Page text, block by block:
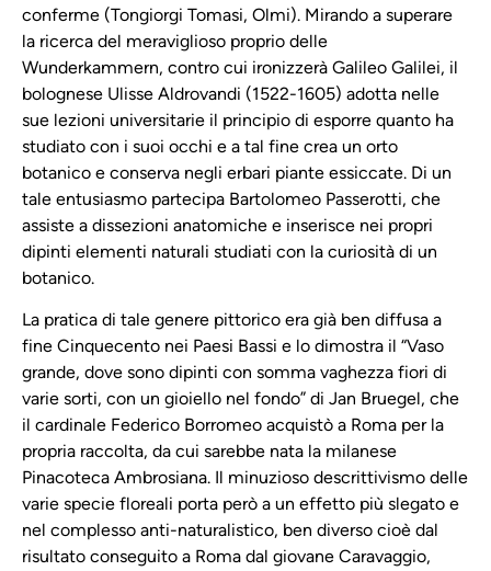
conferme (Tongiorgi Tomasi, Olmi). Mirando a superare
la ricerca del meraviglioso proprio delle
Wunderkammern, contro cui ironizzerà Galileo Galilei, il
bolognese Ulisse Aldrovandi (1522-1605) adotta nelle
sue lezioni universitarie il principio di esporre quanto ha
studiato con i suoi occhi e a tal fine crea un orto
botanico e conserva negli erbari piante essiccate. Di un
tale entusiasmo partecipa Bartolomeo Passerotti, che
assiste a dissezioni anatomiche e inserisce nei propri
dipinti elementi naturali studiati con la curiosità di un
botanico.
La pratica di tale genere pittorico era già ben diffusa a
fine Cinquecento nei Paesi Bassi e lo dimostra il “Vaso
grande, dove sono dipinti con somma vaghezza fiori di
varie sorti, con un gioiello nel fondo” di Jan Bruegel, che
il cardinale Federico Borromeo acquistò a Roma per la
propria raccolta, da cui sarebbe nata la milanese
Pinacoteca Ambrosiana. Il minuzioso descrittivismo delle
varie specie floreali porta però a un effetto più slegato e
nel complesso anti-naturalistico, ben diverso cioè dal
risultato conseguito a Roma dal giovane Caravaggio,